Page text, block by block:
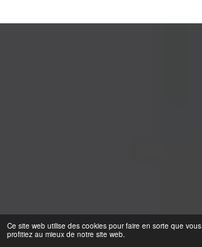
Ce site web utilise des cookies pour faire en sorte que vous
profitiez au mieux de notre site web.